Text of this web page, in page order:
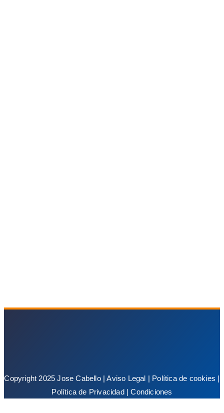
Copyright 2025 Jose Cabello |Aviso Legal | Política de cookies |
Política de Privacidad|Condiciones